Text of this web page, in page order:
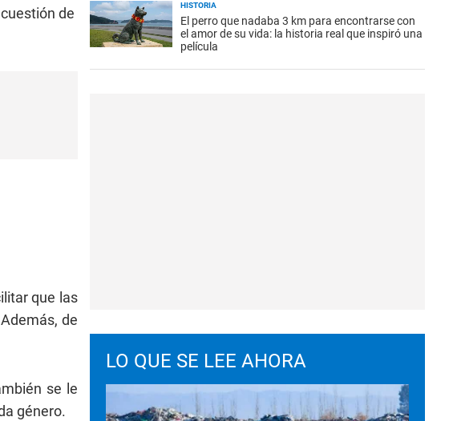
de
que las
de
se le
género.
HISTORIA
El perro que nadaba 3 km para encontrarse con
el amor de su vida: la historia real que inspiró una
película
LO QUE SE LEE AHORA